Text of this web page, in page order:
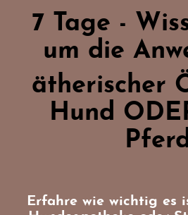
7 Tage -
um die
ätherischer
Hund
Erfahre wie wichtig es